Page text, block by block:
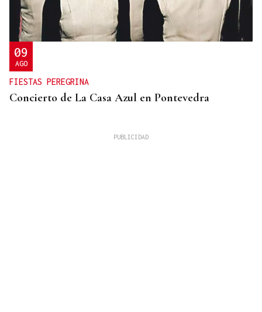
09
AGO
FIESTAS PEREGRINA
Concierto de La Casa Azul en Pontevedra